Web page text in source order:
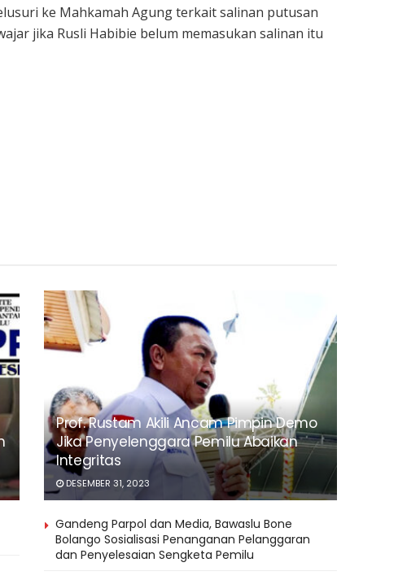
ke Mahkamah Agung terkait salinan putusan
jika Rusli Habibie belum memasukan salinan itu
Prof. Rustam Akili Ancam Pimpin Demo
Jika Penyelenggara Pemilu Abaikan
Integritas
DESEMBER 31, 2023
Gandeng Parpol dan Media, Bawaslu Bone
Bolango Sosialisasi Penanganan Pelanggaran
dan Penyelesaian Sengketa Pemilu